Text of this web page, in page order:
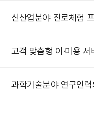
신산업분야 진로체험
고객 맞춤형 이·미용
과학기술분야 연구인